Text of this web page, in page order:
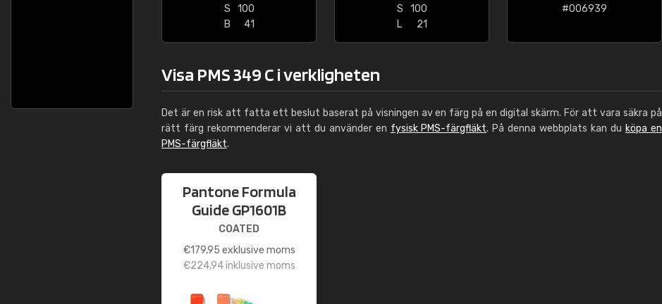
S
100
B
41
S
100
L
21
#006939
Visa PMS 349 C i verkligheten
Det är en risk att fatta ett beslut baserat på visningen av en färg på en digital skärm. För att vara säkra på
rätt färg rekommenderar vi att du använder en fysisk PMS-färgfläkt. På denna webbplats kan du köpa en
PMS-färgfläkt.
Pantone Formula
Guide GP1601B
COATED
€179,95 exklusive moms
€224,94inklusive moms